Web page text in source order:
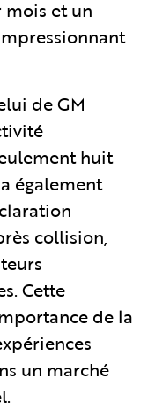
et un
de GM
huit
également
collision,
Cette
de la
un marché